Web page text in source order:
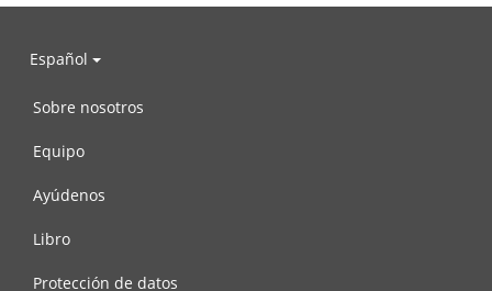
Español
Sobre nosotros
Equipo
Ayúdenos
Libro
Protección de datos